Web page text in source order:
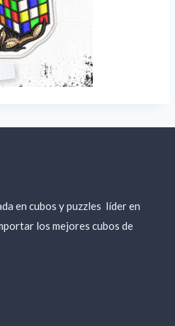
en cubos y puzzles líder en
los mejores cubos de